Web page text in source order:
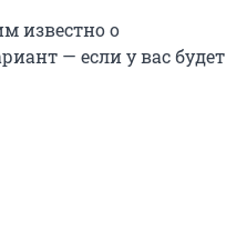
известно о
— если у вас будет